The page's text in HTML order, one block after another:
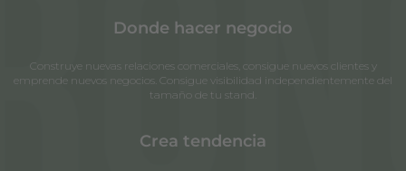
Donde hacer negocio
Construye nuevas relaciones comerciales, consigue nuevos clientes y
emprende nuevos negocios. Consigue visibilidad independientemente del
tamaño de tu stand.
Crea tendencia